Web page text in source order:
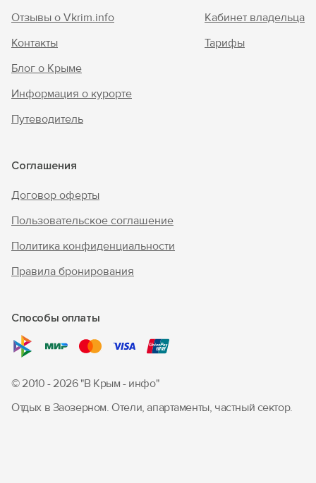
Отзывы о Vkrim.info
Контакты
Блог о Крыме
Информация о курорте
Путеводитель
Кабинет владельца
Тарифы
Соглашения
Договор оферты
Пользовательское соглашение
Политика конфиденциальности
Правила бронирования
Способы оплаты
© 2010 - 2026 "В Крым - инфо"
Отдых в Заозерном. Отели, апартаменты, частный сектор.